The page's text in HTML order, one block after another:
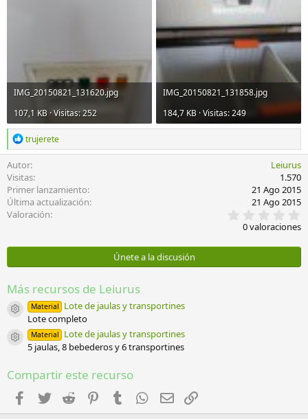
IMG_20150821_131620.jpg
107,1 KB · Visitas: 252
IMG_20150821_131858.jpg
184,7 KB · Visitas: 249
R
e
c
c
i
o
n
:
trujerete
Autor
Leiurus
Visitas
1.570
Primer lanzamiento
21 Ago 2015
Última actualización
21 Ago 2015
Valoración
,
0
s
0 valoraciones
Únete a la discusión
Más recursos de Leiurus
Icono del recurso
Material
Lote de jaulas y transportines
Lote completo
Icono del recurso
Material
Lote de jaulas y transportines
5 jaulas, 8 bebederos y 6 transportines
Compartir este recurso
Facebook
Twitter Reddit PinterestTumblr WhatsApp
Email